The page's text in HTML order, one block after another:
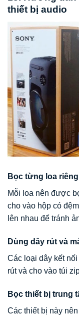
thiết bị audio
Bọc từng loa
Mỗi loa nên được
cho vào hộp có
lên nhau để tránh
Dùng dây rút và
Các loại dây kết
rút và cho vào túi
Bọc thiết bị trung
Các thiết bị này